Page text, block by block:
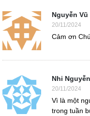
Nguyễn Vũ
20/11/2024
Cảm ơn
Nhi Nguyễn
20/11/2024
Vì là một
trong tuần